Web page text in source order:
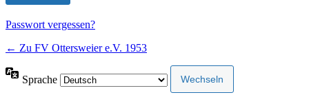
Alternative:
Passwort vergessen?
← Zu FV Ottersweier e.V. 1953
Sprache